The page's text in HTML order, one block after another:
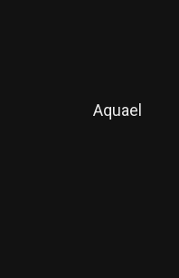
Aquael